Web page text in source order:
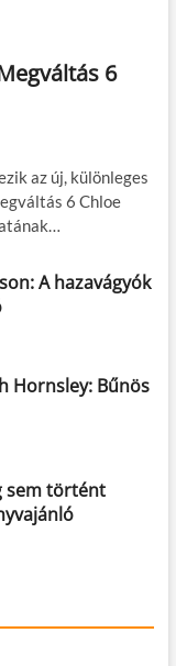
6
az új, különleges
6 Chloe
A hazavágyók
Hornsley: Bűnös
sem történt